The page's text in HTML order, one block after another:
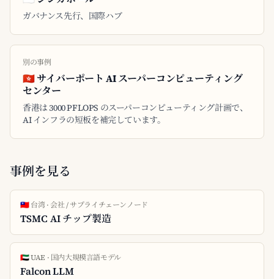
ガバナンス先行、国際ハブ
別の事例
🇭🇰 サイバーポート AI スーパーコンピューティング
センター
香港は 3000 PFLOPS のスーパーコンピューティング計画で、
AI インフラの短板を補完しています。
事例を見る
🇹🇼 台湾 · 会社 / サプライチェーンノード
TSMC AI チップ製造
🇦🇪 UAE · 国内大規模言語モデル
Falcon LLM